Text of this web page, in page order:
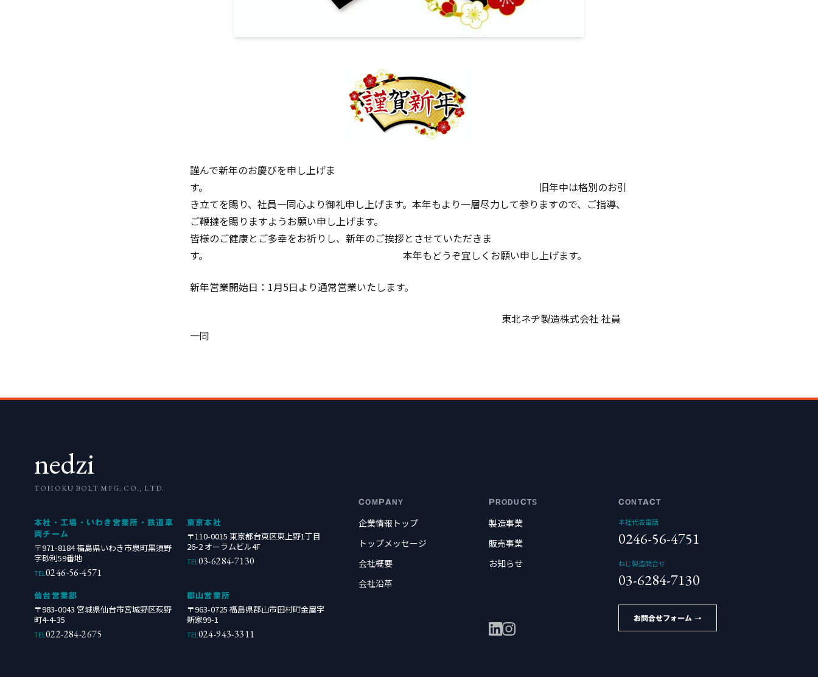
謹んで新年のお慶びを申し上げま
す。 旧年中は格別のお引
き立てを賜り、社員一同心より御礼申し上げます。本年もより一層尽力して参りますので、ご指導、
ご鞭撻を賜りますようお願い申し上げます。
皆様のご健康とご多幸をお祈りし、新年のご挨拶とさせていただきま
す。 本年もどうぞ宜しくお願い申し上げます。
新年営業開始日：1月5日より通常営業いたします。
東北ネヂ製造株式会社 社員
一同
nedzi
TOHOKU BOLT MFG. CO., LTD.
COMPANY PRODUCTS CONTACT
本社・工場・いわき営業所・鉄道車
両チーム
〒971-8184 福島県いわき市泉町黒須野
字砂利59番地
TEL 0246-56-4571
東京本社
〒110-0015 東京都台東区東上野1丁目
26-2 オーラムビル4F
TEL 03-6284-7130
仙台営業部
〒983-0043 宮城県仙台市宮城野区萩野
町4-4-35
TEL 022-284-2675
郡山営業所
〒963-0725 福島県郡山市田村町金屋字
新家99-1
TEL 024-943-3311
企業情報トップ
トップメッセージ
会社概要
会社沿革
製造事業
販売事業
お知らせ
本社代表電話
0246-56-4751
ねじ製造問合せ
03-6284-7130
お問合せフォーム →